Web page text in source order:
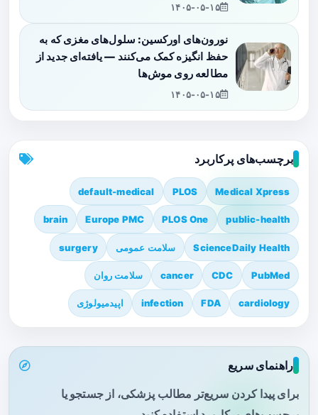
۱۴۰۵-۰۵-۱۵
نورون‌های اورکسین: سلول‌های مغزی که به
حفظ انگیزه کمک می‌کنند — یافته‌ای جدید از
مطالعه روی موش‌ها
۱۴۰۵-۰۵-۱۵
برچسب‌های پرکاربرد
Medical Xpress
PLOS
default-medical
public-health
PLOS One
Europe PMC
brain
ScienceDaily Health سلامت عمومی surgery
PubMed
CDC
cancer سلامت روان
cardiology
FDA
infection اپیدمیولوژی
راهنمای سریع
برای پیدا کردن سریع‌تر مطالب پزشکی، از جستجو یا